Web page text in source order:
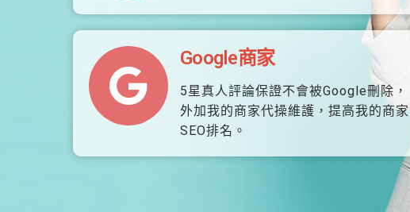
Google商家
5星真人評論保證不會被Google刪除，
外加我的商家代操維護，提高我的商家
SEO排名。